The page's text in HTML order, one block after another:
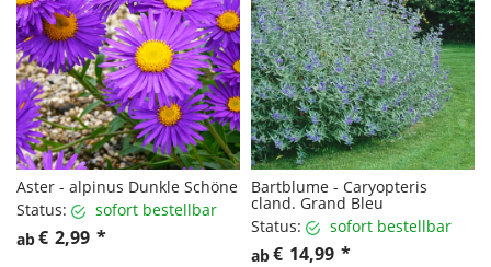
Aster - alpinus Dunkle Schöne
Status:
sofort bestellbar
ab€ 2,99 *
Bartblume - Caryopteris
cland. Grand Bleu
Status:
sofort bestellbar
ab€ 14,99 *